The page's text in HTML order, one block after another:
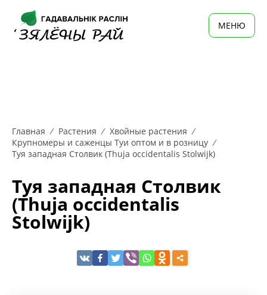
MЕНЮ
Главная Растения
Хвойные растения
Крупномеры и саженцы Туи оптом и в розницу
Туя западная Столвик (Thuja occidentalis Stolwijk)
Туя западная Столвик
(Thuja occidentalis
Stolwijk)